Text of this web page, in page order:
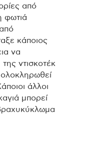
από
φωτιά
κάποιος
να
ντισκοτέκ
άλλοι
μπορεί